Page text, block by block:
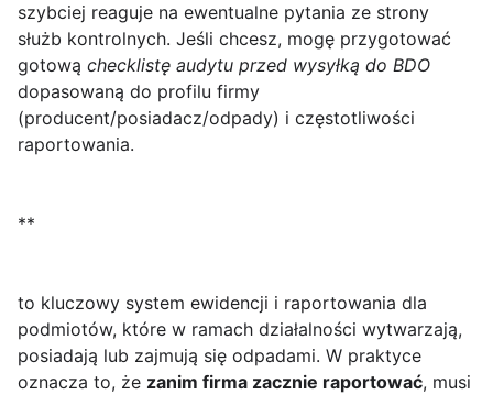
szybciej reaguje na ewentualne pytania ze strony
służb kontrolnych. Jeśli chcesz, mogę przygotować
gotową checklistę audytu przed wysyłką do BDO
dopasowaną do profilu firmy
(producent/posiadacz/odpady) i częstotliwości
raportowania.
**
to kluczowy system ewidencji i raportowania dla
podmiotów, które w ramach działalności wytwarzają,
posiadają lub zajmują się odpadami. W praktyce
oznacza to, że zanim firma zacznie raportować, musi